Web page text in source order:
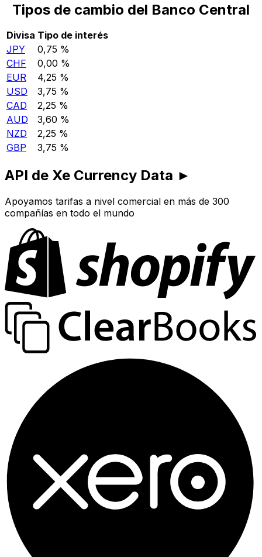
Tipos de cambio del Banco Central
Divisa Tipo de interés
JPY
0,75 %
CHF
0,00 %
EUR
4,25 %
USD
3,75 %
CAD
2,25 %
AUD
3,60 %
NZD
2,25 %
GBP
3,75 %
API de Xe Currency Data ►
Apoyamos tarifas a nivel comercial en más de 300
compañías en todo el mundo